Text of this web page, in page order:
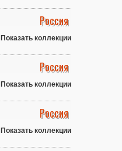
Россия
Показать коллекции
Россия
Показать коллекции
Россия
Показать коллекции